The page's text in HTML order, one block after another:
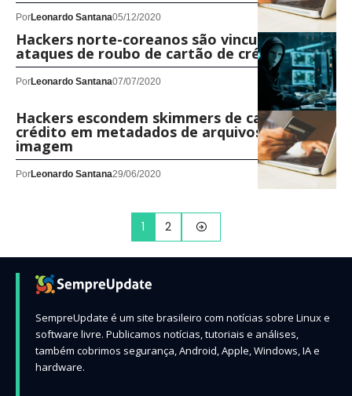
PorLeonardo Santana05/12/2020
Hackers norte-coreanos são vinculados a
ataques de roubo de cartão de crédito
PorLeonardo Santana07/07/2020
Hackers escondem skimmers de cartão de
crédito em metadados de arquivos de
imagem
PorLeonardo Santana29/06/2020
1 2
SempreUpdate é um site brasileiro com notícias sobre Linux e
software livre. Publicamos notícias, tutoriais e análises,
também cobrimos segurança, Android, Apple, Windows, IA e
hardware.